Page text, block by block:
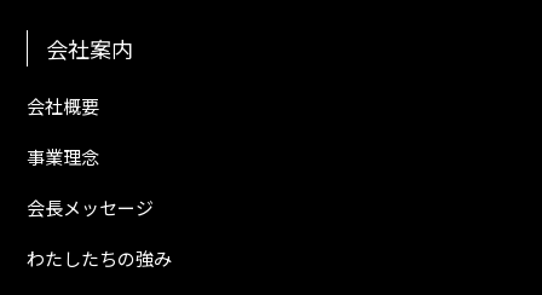
会社案内
会社概要
事業理念
会長メッセージ
わたしたちの強み